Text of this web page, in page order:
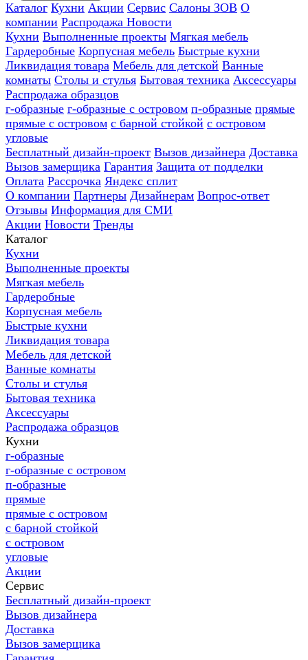
Каталог Кухни Акции Сервис Салоны ЗОВ О
компании Распродажа Новости
Кухни Выполненные проекты Мягкая мебель
Гардеробные Корпусная мебель Быстрые кухни
Ликвидация товара Мебель для детской Ванные
комнаты Столы и стулья Бытовая техника Аксессуары
Распродажа образцов
г-образные г-образные с островом п-образные прямые
прямые с островом с барной стойкой с островом
угловые
Бесплатный дизайн-проект Вызов дизайнера Доставка
Вызов замерщика Гарантия Защита от подделки
Оплата Рассрочка Яндекс сплит
О компании Партнеры Дизайнерам Вопрос-ответ
Отзывы Информация для СМИ
Акции Новости Тренды
Каталог
Кухни
Выполненные проекты
Мягкая мебель
Гардеробные
Корпусная мебель
Быстрые кухни
Ликвидация товара
Мебель для детской
Ванные комнаты
Столы и стулья
Бытовая техника
Аксессуары
Распродажа образцов
Кухни
г-образные
г-образные с островом
п-образные
прямые
прямые с островом
с барной стойкой
с островом
угловые
Акции
Сервис
Бесплатный дизайн-проект
Вызов дизайнера
Доставка
Вызов замерщика